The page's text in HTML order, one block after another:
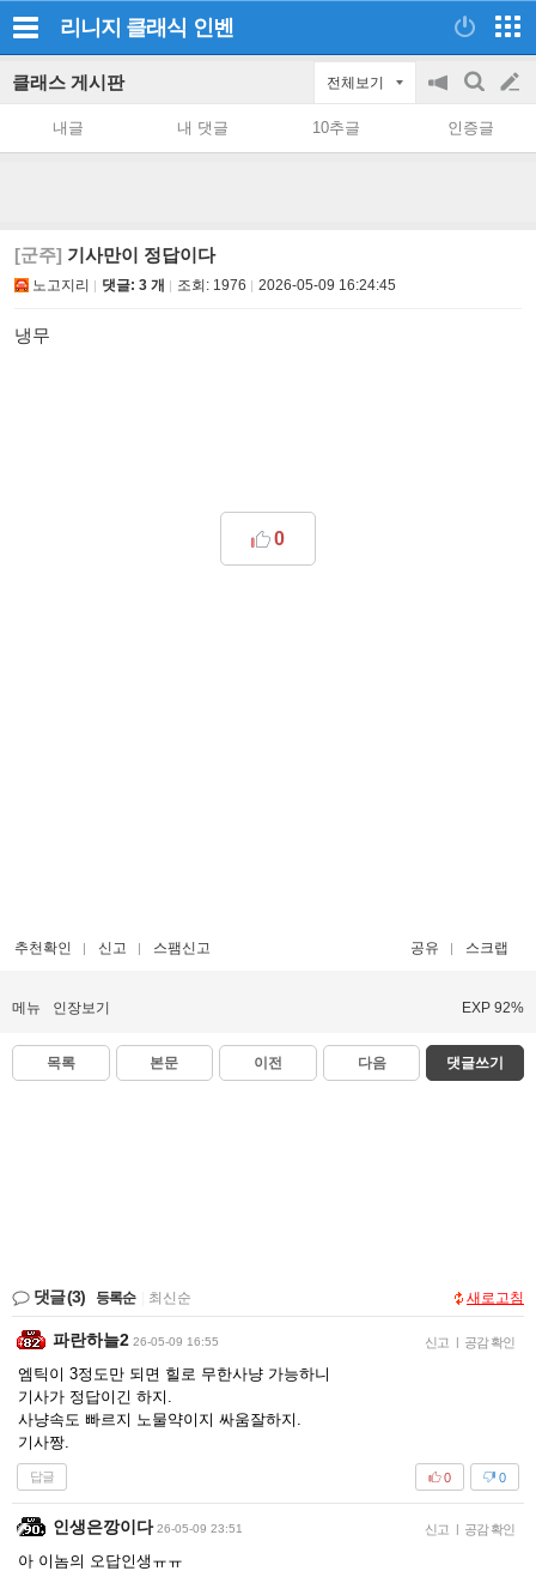
리니지 클래식 인벤
클래스 게시판 전체보기
공
on/off
검
색
글
쓰
내글 내 댓글 10추글 인증글
[군주] 기사만이 정답이다
노고지리 댓글: 3 개 조회: 1976 2026-05-09 16:24:45
냉무
0
추천확인 신고 스팸신고 공유 스크랩
메뉴 인장보기 EXP 92%
목록 본문 이전 다음 댓글쓰기
댓글(3) 등록순 최신순 새로고침
파란하늘2 26-05-09 16:55 신고 | 공감 확인
엠틱이 3정도만 되면 힐로 무한사냥 가능하니
기사가 정답이긴 하지.
사냥속도 빠르지 노물약이지 싸움잘하지.
기사짱.
답글 0
0
인생은깡이다 26-05-09 23:51 신고 | 공감 확인
아 이놈의 오답인생ㅠㅠ